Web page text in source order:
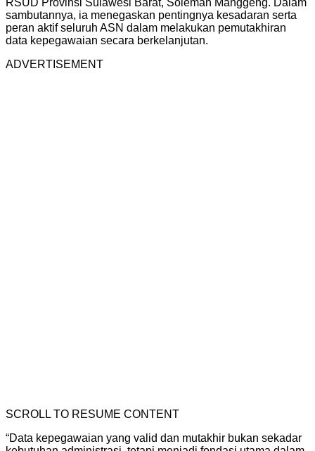
sambutannya, ia menegaskan pentingnya kesadaran serta
peran aktif seluruh ASN dalam melakukan pemutakhiran
data kepegawaian secara berkelanjutan.
ADVERTISEMENT
SCROLL TO RESUME CONTENT
“Data kepegawaian yang valid dan mutakhir bukan sekadar